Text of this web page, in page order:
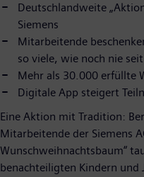
Deutschlandweite
Siemens
Mitarbeitende
so viele, wie noch nie
Mehr als 30.000 erfüllte
Digitale App steigert
Eine Aktion mit Tradition:
Mitarbeitende der Siemens
Wunschweihnachtsbaum“
benachteiligten Kindern und